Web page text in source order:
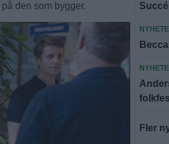
den som bygger.
Fler